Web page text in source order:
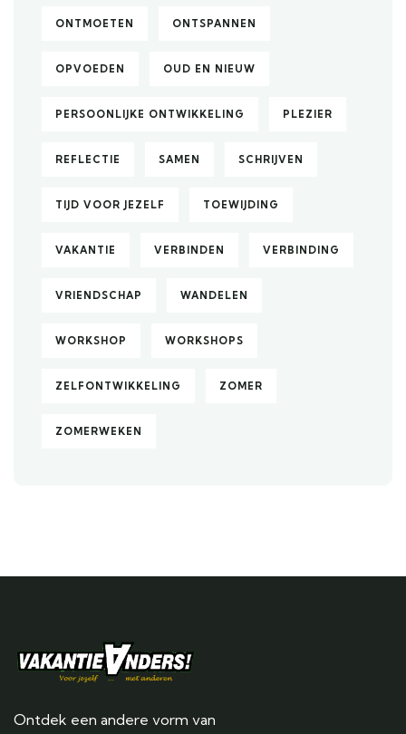
ONTMOETEN ONTSPANNEN
OPVOEDEN OUD EN NIEUW
PERSOONLIJKE ONTWIKKELING PLEZIER
REFLECTIE SAMEN SCHRIJVEN
TIJD VOOR JEZELF TOEWIJDING
VAKANTIE VERBINDEN VERBINDING
VRIENDSCHAP WANDELEN
WORKSHOP WORKSHOPS
ZELFONTWIKKELING ZOMER
ZOMERWEKEN
Ontdek een andere vorm van